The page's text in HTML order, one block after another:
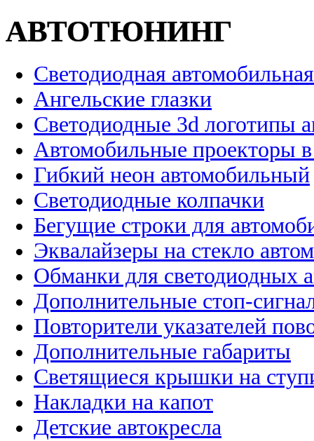
АВТОТЮНИНГ
Светодиодная
Ангельские глазки
Светодиодные 3d логотипы
Автомобильные проекторы
Гибкий неон автомобильный
Светодиодные колпачки
Бегущие строки для
Эквалайзеры на стекло
Обманки для светодиодных
Дополнительные стоп-
Повторители указателей
Дополнительные габариты
Светящиеся крышки на
Накладки на капот
Детские автокресла